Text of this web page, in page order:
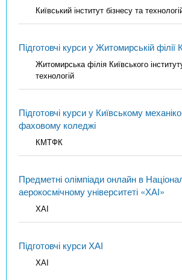
Київський інститут бізнесу та
Підготовчі курси у Житомирській філії
Житомирська філія Київського
технологій
Підготовчі курси у Київському
фаховому коледжі
КМТФК
Предметні олімпіади онлайн в
аерокосмічному університеті «ХАІ»
ХАІ
Підготовчі курси ХАІ
ХАІ